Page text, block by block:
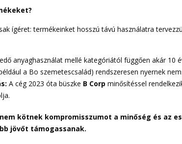
ígéret: termékeinket hosszú távú használatra
anyaghasználat mellé kategóriától függően akár 10
a Bo szemetescsalád) rendszeresen nyernek
A cég 2023 óta büszke B Corp minősítéssel
kötnek kompromisszumot a minőség és az
jövőt támogassanak.